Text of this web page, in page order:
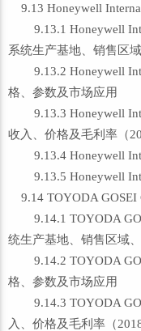
9.13 Honeywell
9.13.1 Honeywell
系统生产基地、销售区
9.13.2 Honeywell
格、参数及市场应用
9.13.3 Honeywell
收入、价格及毛利率（
9.13.4 Honeywell
9.13.5 Honeywell
9.14 TOYODA GOSEI
9.14.1 TOYODA
统生产基地、销售区域
9.14.2 TOYODA
格、参数及市场应用
9.14.3 TOYODA
入、价格及毛利率（